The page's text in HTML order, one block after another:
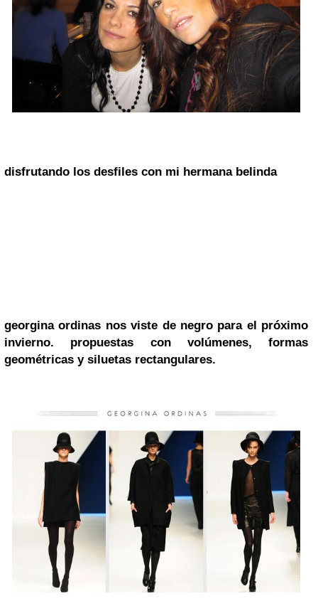
disfrutando los desfiles con mi hermana belinda
georgina ordinas nos viste de negro para el próximo
invierno. propuestas con volúmenes, formas
geométricas y siluetas rectangulares.